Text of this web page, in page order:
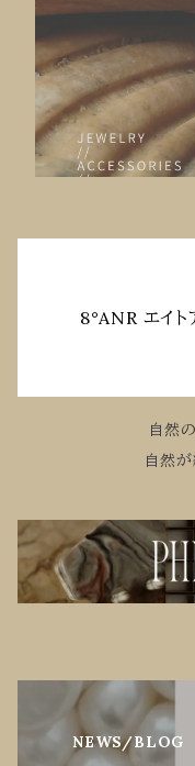
8°ANR エイト
自然
自然
NEWS/BLOG